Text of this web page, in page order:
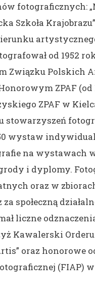
fotograficznych:
Szkoła
artystycznego
od 1952
Związku
ZPAF
ZPAF w
wystaw
na wystawach
i dyplomy.
oraz w
społeczną
liczne
Kawalerski
oraz honorowe
(FIAP)